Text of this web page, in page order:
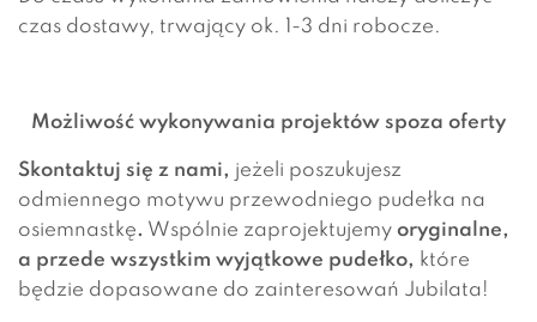
czas dostawy, trwający ok. 1-3 dni robocze.
Możliwość wykonywania projektów spoza oferty
Skontaktuj się z nami, jeżeli poszukujesz
odmiennego motywu przewodniego pudełka na
osiemnastkę. Wspólnie zaprojektujemy oryginalne,
a przede wszystkim wyjątkowe pudełko, które
będzie dopasowane do zainteresowań Jubilata!